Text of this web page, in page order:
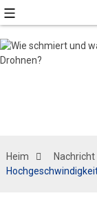
Heim Nachricht